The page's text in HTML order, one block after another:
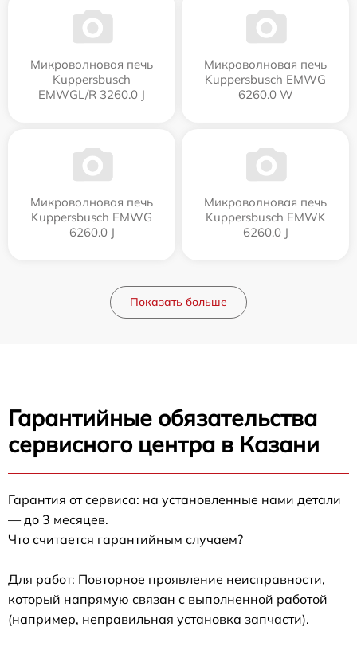
Микроволновая печь
Kuppersbusch
EMWGL/R 3260.0 J
Микроволновая печь
Kuppersbusch EMWG
6260.0 W
Микроволновая печь
Kuppersbusch EMWG
6260.0 J
Микроволновая печь
Kuppersbusch EMWK
6260.0 J
Показать больше
Гарантийные обязательства
сервисного центра в Казани
Гарантия от сервиса: на установленные нами детали
— до 3 месяцев.
Что считается гарантийным случаем?
Для работ: Повторное проявление неисправности,
который напрямую связан с выполненной работой
(например, неправильная установка запчасти).